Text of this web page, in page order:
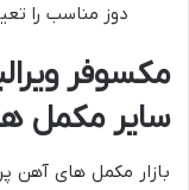
دوز مناسب را
مکسوفر
سایر مکمل
بازار مکمل های آهن